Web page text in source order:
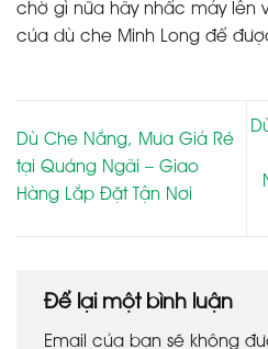
chờ gì nữa hãy nhấc máy lên
của dù che Minh Long để
Dù Che Nắng, Mưa Giá Rẻ
tại Quảng Ngãi – Giao
Hàng Lắp Đặt Tận Nơi
Để lại một bình luận
Email của bạn sẽ không